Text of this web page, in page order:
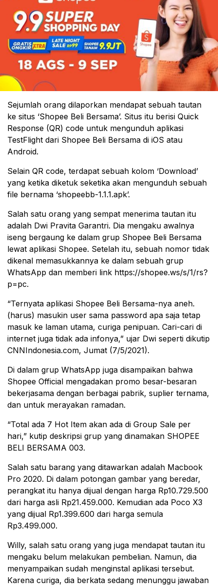
Sejumlah orang dilaporkan mendapat sebuah tautan
ke situs ‘Shopee Beli Bersama’. Situs itu berisi Quick
Response (QR) code untuk mengunduh aplikasi
TestFlight dari Shopee Beli Bersama di iOS atau
Android.
Selain QR code, terdapat sebuah kolom ‘Download’
yang ketika diketuk seketika akan mengunduh sebuah
file bernama ‘shopeebb-1.1.1.apk’.
Salah satu orang yang sempat menerima tautan itu
adalah Dwi Pravita Garantri. Dia mengaku awalnya
iseng bergaung ke dalam grup Shopee Beli Bersama
lewat aplikasi Shopee. Setelah itu, sebuah nomor tidak
dikenal memasukkannya ke dalam sebuah grup
WhatsApp dan memberi link https://shopee.ws/s/1/rs?
p=pc.
“Ternyata aplikasi Shopee Beli Bersama-nya aneh.
(harus) masukin user sama password apa saja tetap
masuk ke laman utama, curiga penipuan. Cari-cari di
internet juga tidak ada infonya,” ujar Dwi seperti dikutip
CNNIndonesia.com, Jumat (7/5/2021).
Di dalam grup WhatsApp juga disampaikan bahwa
Shopee Official mengadakan promo besar-besaran
bekerjasama dengan berbagai pabrik, suplier ternama,
dan untuk merayakan ramadan.
“Total ada 7 Hot Item akan ada di Group Sale per
hari,” kutip deskripsi grup yang dinamakan SHOPEE
BELI BERSAMA 003.
Salah satu barang yang ditawarkan adalah Macbook
Pro 2020. Di dalam potongan gambar yang beredar,
perangkat itu hanya dijual dengan harga Rp10.729.500
dari harga asli Rp21.459.000. Kemudian ada Poco X3
yang dijual Rp1.399.600 dari harga semula
Rp3.499.000.
Willy, salah satu orang yang juga mendapat tautan itu
mengaku belum melakukan pembelian. Namun, dia
menyampaikan sudah menginstal aplikasi tersebut.
Karena curiga, dia berkata sedang menunggu jawaban